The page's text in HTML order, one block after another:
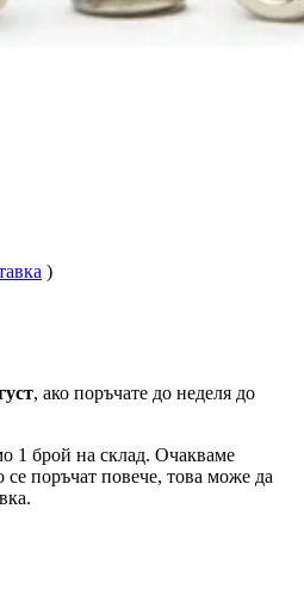
)
, ако поръчате до неделя до
1 брой на склад. Очакваме
поръчат повече, това може да